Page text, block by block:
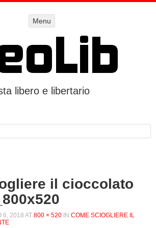
Menu
libero e libertario
il cioccolato
6, 2018 AT800 × 520 INCOME SCIOGLIERE IL